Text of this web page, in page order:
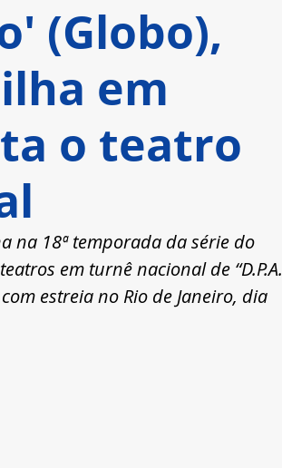
(Globo),
em
o teatro
na 18ª temporada da série do
em turnê nacional de “D.P.A.
estreia no Rio de Janeiro, dia